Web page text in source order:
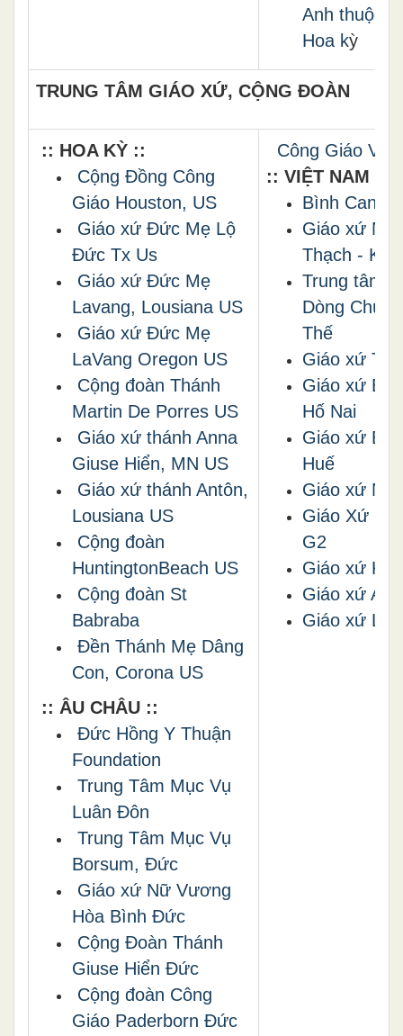
Anh thuộc
Hoa kỳ
TRUNG TÂM GIÁO XỨ, CỘNG ĐOÀN
:: HOA KỲ ::
Cộng Đồng Công
Giáo Houston, US
Giáo xứ Đức Mẹ Lộ
Đức Tx Us
Giáo xứ Đức Mẹ
Lavang, Lousiana US
Giáo xứ Đức Mẹ
LaVang Oregon US
Cộng đoàn Thánh
Martin De Porres US
Giáo xứ thánh Anna
Giuse Hiển, MN US
Giáo xứ thánh Antôn,
Lousiana US
Cộng đoàn
HuntingtonBeach US
Cộng đoàn St
Babraba
Đền Thánh Mẹ Dâng
Con, Corona US
:: ÂU CHÂU ::
Đức Hồng Y Thuận
Foundation
Trung Tâm Mục Vụ
Luân Đôn
Trung Tâm Mục Vụ
Borsum, Đức
Giáo xứ Nữ Vương
Hòa Bình Đức
Cộng Đoàn Thánh
Giuse Hiển Đức
Cộng đoàn Công
Giáo Paderborn Đức
Công Giáo VN
:: VIỆT NAM ::
Bình Cang
Giáo xứ
Thạch -
Trung tâm
Dòng Chúa
Thế
Giáo xứ
Giáo xứ Bùi
Hố Nai
Giáo xứ
Huế
Giáo xứ
Giáo Xứ
G2
Giáo xứ
Giáo xứ An
Giáo xứ